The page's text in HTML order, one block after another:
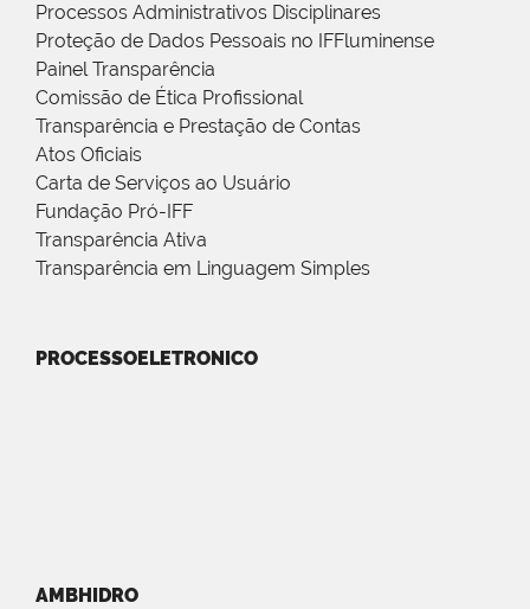
Processos Administrativos Disciplinares
Proteção de Dados Pessoais no IFFluminense
Painel Transparência
Comissão de Ética Profissional
Transparência e Prestação de Contas
Atos Oficiais
Carta de Serviços ao Usuário
Fundação Pró-IFF
Transparência Ativa
Transparência em Linguagem Simples
PROCESSOELETRONICO
AMBHIDRO